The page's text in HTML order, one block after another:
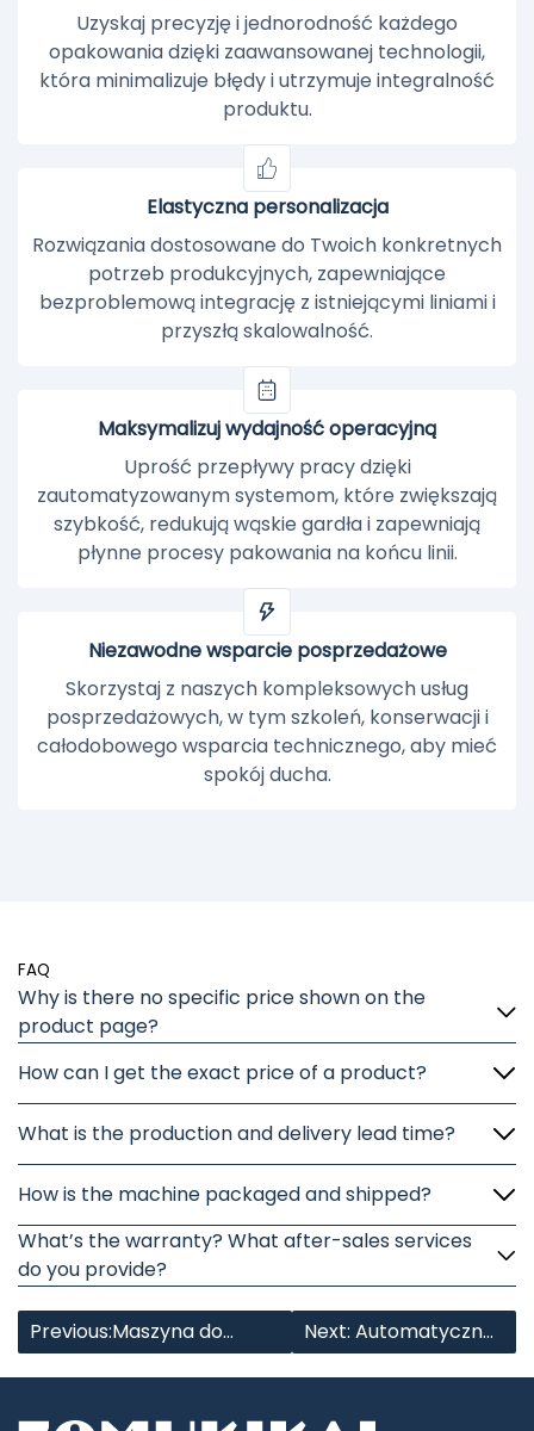
Uzyskaj precyzję i jednorodność każdego
opakowania dzięki zaawansowanej technologii,
która minimalizuje błędy i utrzymuje integralność
produktu.
Elastyczna personalizacja
Rozwiązania dostosowane do Twoich konkretnych
potrzeb produkcyjnych, zapewniające
bezproblemową integrację z istniejącymi liniami i
przyszłą skalowalność.
Maksymalizuj wydajność operacyjną
Uprość przepływy pracy dzięki
zautomatyzowanym systemom, które zwiększają
szybkość, redukują wąskie gardła i zapewniają
płynne procesy pakowania na końcu linii.
Niezawodne wsparcie posprzedażowe
Skorzystaj z naszych kompleksowych usług
posprzedażowych, w tym szkoleń, konserwacji i
całodobowego wsparcia technicznego, aby mieć
spokój ducha.
FAQ
Why is there no specific price shown on the
product page?
How can I get the exact price of a product?
What is the production and delivery lead time?
How is the machine packaged and shipped?
What’s the warranty? What after-sales services
do you provide?
Previous:Maszyna do
Next: Automatyczna